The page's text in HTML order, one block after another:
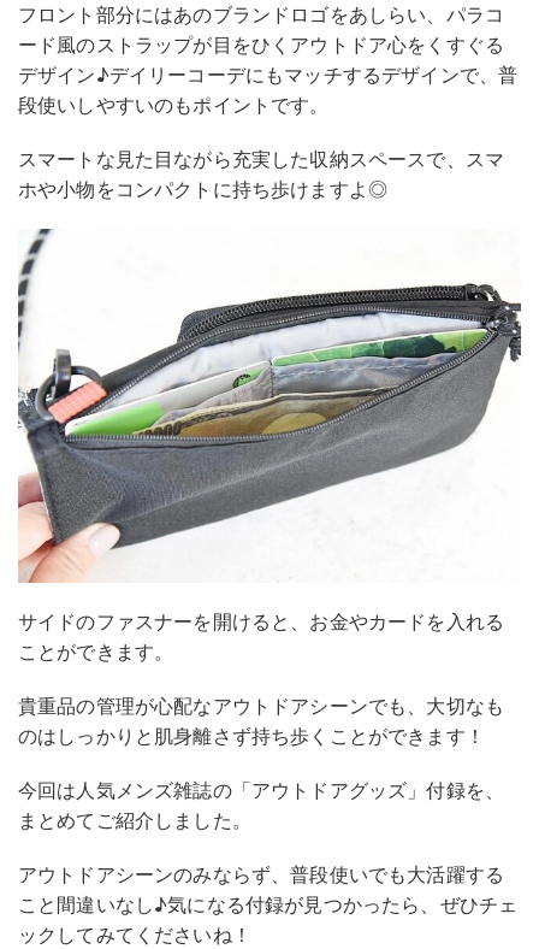
フロント部分にはあのブランドロゴをあしらい、パラコ
ード風のストラップが目をひくアウトドア心をくすぐる
デザイン♪デイリーコーデにもマッチするデザインで、普
段使いしやすいのもポイントです。
スマートな見た目ながら充実した収納スペースで、スマ
ホや小物をコンパクトに持ち歩けますよ◎
サイドのファスナーを開けると、お金やカードを入れる
ことができます。
貴重品の管理が心配なアウトドアシーンでも、大切なも
のはしっかりと肌身離さず持ち歩くことができます！
今回は人気メンズ雑誌の「アウトドアグッズ」付録を、
まとめてご紹介しました。
アウトドアシーンのみならず、普段使いでも大活躍する
こと間違いなし♪気になる付録が見つかったら、ぜひチェ
ックしてみてくださいね！